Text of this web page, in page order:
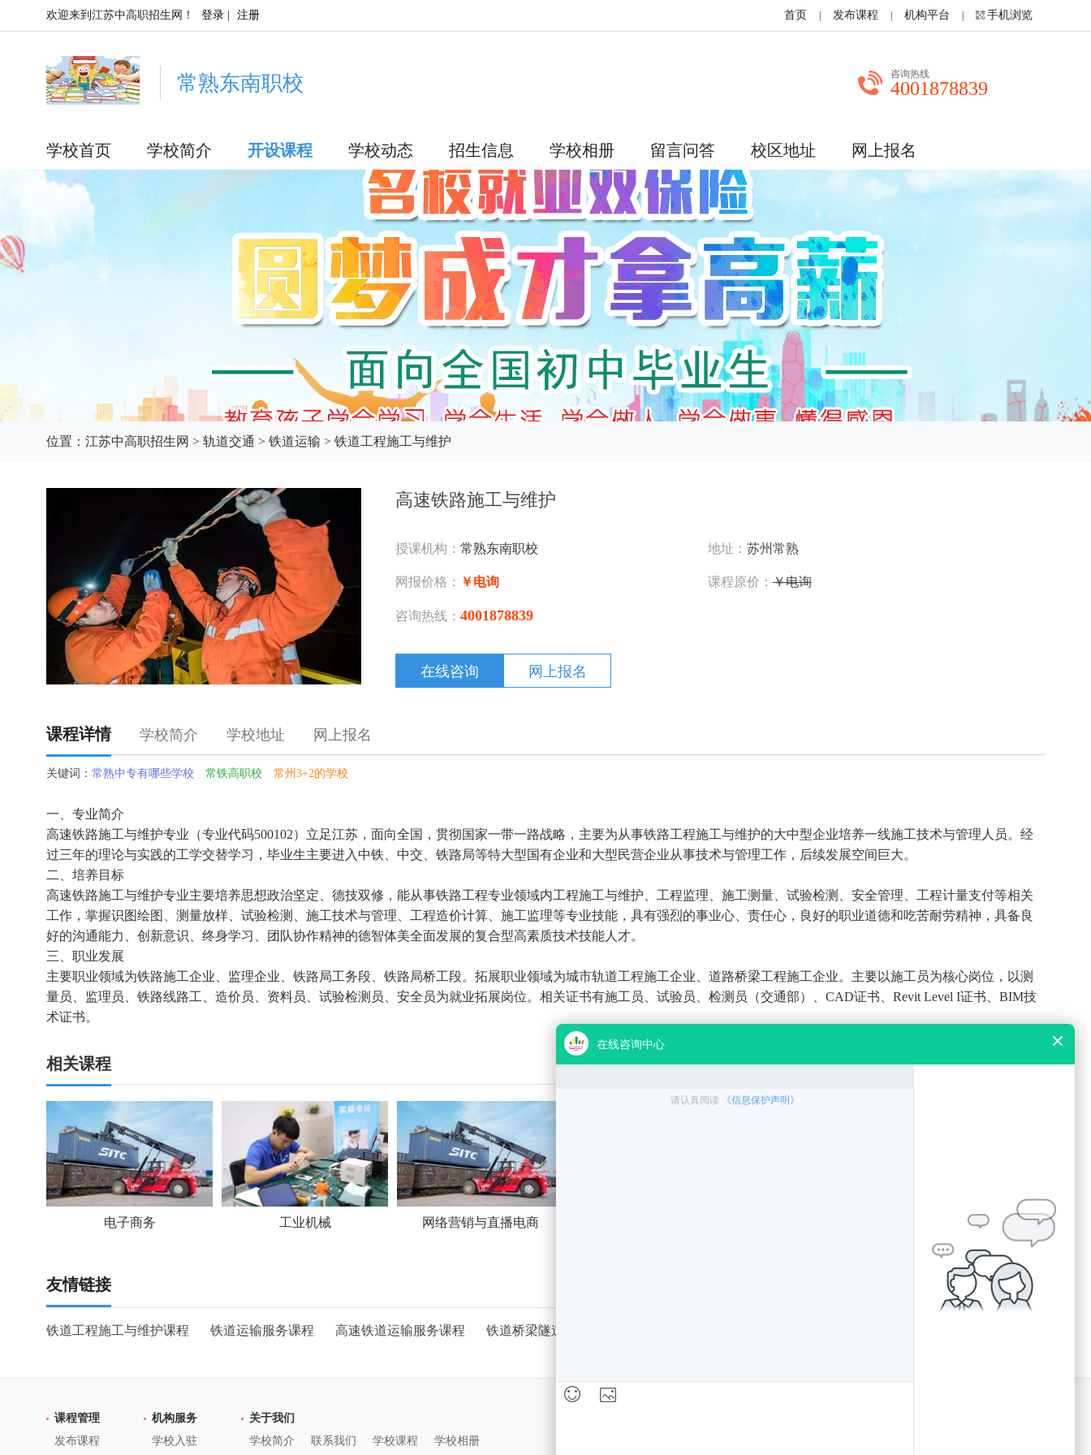
欢迎来到江苏中高职招生网！ 登录 注册 首页 发布课程 机构平台 手机浏览
常熟东南职校 咨询热线
4001878839
学校首页 学校简介 开设课程 学校动态 招生信息 学校相册 留言问答 校区地址 网上报名
位置： 江苏中高职招生网 > 轨道交通 > 铁道运输 > 铁道工程施工与维护
高速铁路施工与维护
授课机构： 常熟东南职校 地址： 苏州常熟
网报价格： ￥电询 课程原价： ￥电询
咨询热线： 4001878839
网上报名
在线咨询
课程详情 学校简介 学校地址 网上报名
关键词： 常熟中专有哪些学校 常铁高职校 常州3+2的学校
一、专业简介
高速铁路施工与维护专业（专业代码500102）立足江苏，面向全国，贯彻国家一带一路战略，主要为从事铁路工程施工与维护的大中型企业培养一线施工技术与管理人员。经
过三年的理论与实践的工学交替学习，毕业生主要进入中铁、中交、铁路局等特大型国有企业和大型民营企业从事技术与管理工作，后续发展空间巨大。
二、培养目标
高速铁路施工与维护专业主要培养思想政治坚定、德技双修，能从事铁路工程专业领域内工程施工与维护、工程监理、施工测量、试验检测、安全管理、工程计量支付等相关
工作，掌握识图绘图、测量放样、试验检测、施工技术与管理、工程造价计算、施工监理等专业技能，具有强烈的事业心、责任心，良好的职业道德和吃苦耐劳精神，具备良
好的沟通能力、创新意识、终身学习、团队协作精神的德智体美全面发展的复合型高素质技术技能人才。
三、职业发展
主要职业领域为铁路施工企业、监理企业、铁路局工务段、铁路局桥工段。拓展职业领域为城市轨道工程施工企业、道路桥梁工程施工企业。主要以施工员为核心岗位，以测
量员、监理员、铁路线路工、造价员、资料员、试验检测员、安全员为就业拓展岗位。相关证书有施工员、试验员、检测员（交通部）、CAD证书、Revit Level I证书、BIM技
术证书。
相关课程
电子商务 工业机械 网络营销与直播电商
友情链接
铁道工程施工与维护课程 铁道运输服务课程 高速铁道运输服务课程 铁道桥梁隧道施工与维护课程
课程管理
发布课程
机构服务
学校入驻
关于我们
学校简介
联系我们 学校课程 学校相册